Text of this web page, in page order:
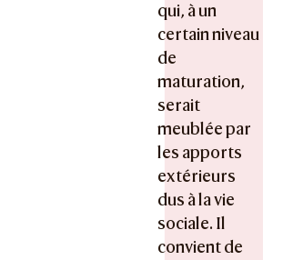
qui, à un
certain niveau
de
maturation,
serait
meublée par
les apports
extérieurs
dus à la vie
sociale. Il
convient de